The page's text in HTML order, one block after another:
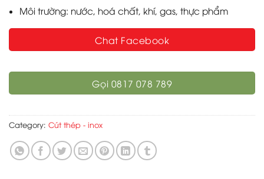
Môi trường: nước, hoá chất, khí, gas, thực phẩm
Chat Facebook
Gọi 0817 078 789
Category: Cút thép - inox